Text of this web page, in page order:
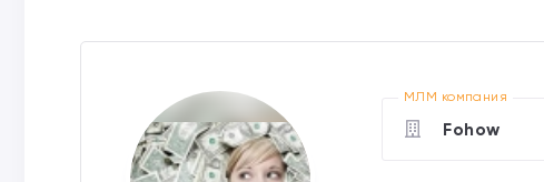
МЛМ компания
Fohow